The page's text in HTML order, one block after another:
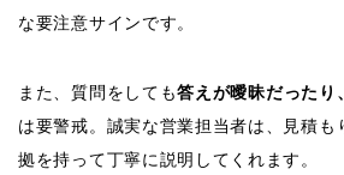
な要注意サインです。
また、質問をしても答えが曖昧だったり
は要警戒。誠実な営業担当者は、見積も
拠を持って丁寧に説明してくれます。